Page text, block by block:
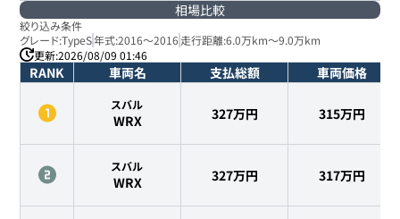
相場比較
絞り込み条件
グレード:TypeS年式:2016～2016 走行距離:6.0万km～9.0万km
更新:2026/08/09 01:46
RANK 車両名 支払総額 車両価格
スバル
WRX 327万円 315万円
スバル
WRX 327万円 317万円